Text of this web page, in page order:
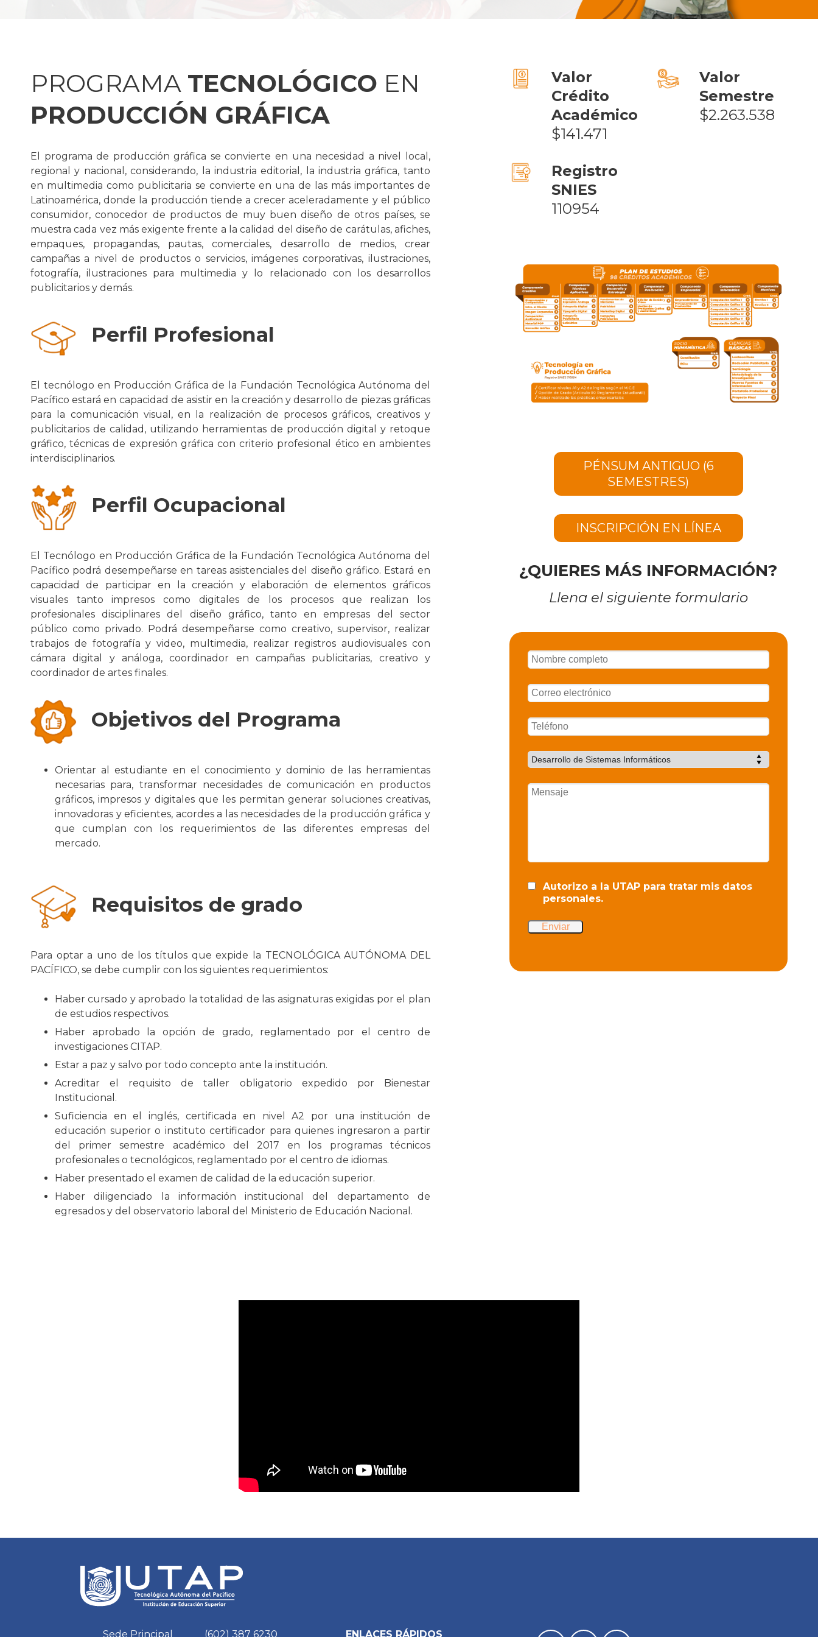
PROGRAMA TECNOLÓGICO EN
PRODUCCIÓN GRÁFICA
El programa de producción gráfica se convierte en una necesidad a nivel local,
regional y nacional, considerando, la industria editorial, la industria gráfica, tanto
en multimedia como publicitaria se convierte en una de las más importantes de
Latinoamérica, donde la producción tiende a crecer aceleradamente y el público
consumidor, conocedor de productos de muy buen diseño de otros países, se
muestra cada vez más exigente frente a la calidad del diseño de carátulas, afiches,
empaques, propagandas, pautas, comerciales, desarrollo de medios, crear
campañas a nivel de productos o servicios, imágenes corporativas, ilustraciones,
fotografía, ilustraciones para multimedia y lo relacionado con los desarrollos
publicitarios y demás.
Perfil Profesional
El tecnólogo en Producción Gráfica de la Fundación Tecnológica Autónoma del
Pacífico estará en capacidad de asistir en la creación y desarrollo de piezas gráficas
para la comunicación visual, en la realización de procesos gráficos, creativos y
publicitarios de calidad, utilizando herramientas de producción digital y retoque
gráfico, técnicas de expresión gráfica con criterio profesional ético en ambientes
interdisciplinarios.
Perfil Ocupacional
El Tecnólogo en Producción Gráfica de la Fundación Tecnológica Autónoma del
Pacífico podrá desempeñarse en tareas asistenciales del diseño gráfico. Estará en
capacidad de participar en la creación y elaboración de elementos gráficos
visuales tanto impresos como digitales de los procesos que realizan los
profesionales disciplinares del diseño gráfico, tanto en empresas del sector
público como privado. Podrá desempeñarse como creativo, supervisor, realizar
trabajos de fotografía y video, multimedia, realizar registros audiovisuales con
cámara digital y análoga, coordinador en campañas publicitarias, creativo y
coordinador de artes finales.
Objetivos del Programa
Orientar al estudiante en el conocimiento y dominio de las herramientas
necesarias para, transformar necesidades de comunicación en productos
gráficos, impresos y digitales que les permitan generar soluciones creativas,
innovadoras y eficientes, acordes a las necesidades de la producción gráfica y
que cumplan con los requerimientos de las diferentes empresas del
mercado.
Requisitos de grado
Para optar a uno de los títulos que expide la TECNOLÓGICA AUTÓNOMA DEL
PACÍFICO, se debe cumplir con los siguientes requerimientos:
Haber cursado y aprobado la totalidad de las asignaturas exigidas por el plan
de estudios respectivos.
Haber aprobado la opción de grado, reglamentado por el centro de
investigaciones CITAP.
Estar a paz y salvo por todo concepto ante la institución.
Acreditar el requisito de taller obligatorio expedido por Bienestar
Institucional.
Suficiencia en el inglés, certificada en nivel A2 por una institución de
educación superior o instituto certificador para quienes ingresaron a partir
del primer semestre académico del 2017 en los programas técnicos
profesionales o tecnológicos, reglamentado por el centro de idiomas.
Haber presentado el examen de calidad de la educación superior.
Haber diligenciado la información institucional del departamento de
egresados y del observatorio laboral del Ministerio de Educación Nacional.
Valor
Crédito
Académico
$141.471
Registro
SNIES
110954
Valor
Semestre
$2.263.538
PÉNSUM ANTIGUO (6
SEMESTRES)
INSCRIPCIÓN EN LÍNEA
¿QUIERES MÁS INFORMACIÓN?
Llena el siguiente formulario
Autorizo a la UTAP para tratar mis datos
personales.
Sede Principal (602) 387 6230 ENLACES RÁPIDOS